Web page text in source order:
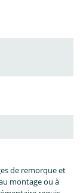
de remorque et
montage ou à